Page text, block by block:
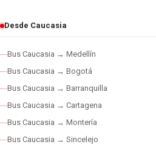
Desde Caucasia
Bus Caucasia → Medellín
Bus Caucasia → Bogotá
Bus Caucasia → Barranquilla
Bus Caucasia → Cartagena
Bus Caucasia → Montería
Bus Caucasia → Sincelejo